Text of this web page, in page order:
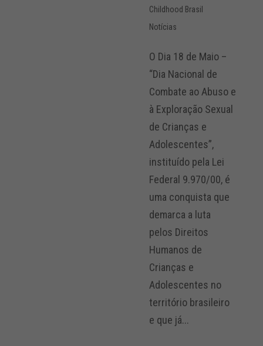
Childhood Brasil
Notícias
O Dia 18 de Maio –
“Dia Nacional de
Combate ao Abuso e
à Exploração Sexual
de Crianças e
Adolescentes”,
instituído pela Lei
Federal 9.970/00, é
uma conquista que
demarca a luta
pelos Direitos
Humanos de
Crianças e
Adolescentes no
território brasileiro
e que já...